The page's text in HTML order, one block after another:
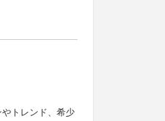
トレンド、希少